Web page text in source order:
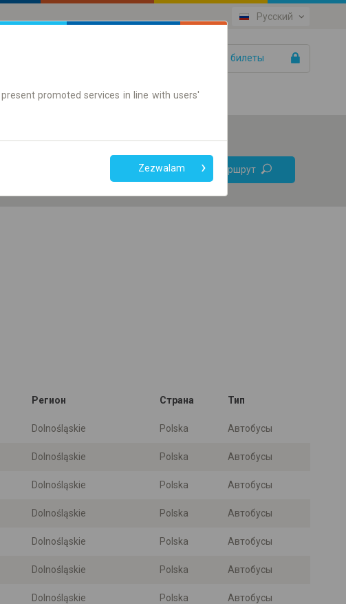
Русский
Ваши билеты
Только онлайн билет
Найти маршрут
Регион Страна Тип
Dolnośląskie Polska Автобусы
Dolnośląskie Polska Автобусы
Dolnośląskie Polska Автобусы
Dolnośląskie Polska Автобусы
Dolnośląskie Polska Автобусы
Dolnośląskie Polska Автобусы
Dolnośląskie Polska Автобусы
promoted services in line with users'
Zezwalam